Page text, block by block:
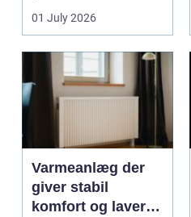
dem vurderet...
01 July 2026
Varmeanlæg der
giver stabil
komfort og lavere